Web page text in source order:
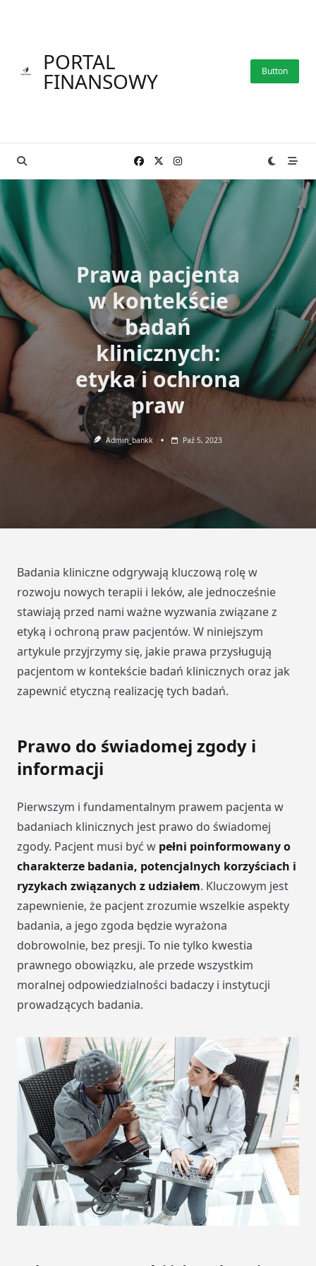
PORTAL
FINANSOWY Button
Prawa pacjenta
w kontekście
badań
klinicznych:
etyka i ochrona
praw
Admin_bankk Paź 5, 2023
Badania kliniczne odgrywają kluczową rolę w
rozwoju nowych terapii i leków, ale jednocześnie
stawiają przed nami ważne wyzwania związane z
etyką i ochroną praw pacjentów. W niniejszym
artykule przyjrzymy się, jakie prawa przysługują
pacjentom w kontekście badań klinicznych oraz jak
zapewnić etyczną realizację tych badań.
Prawo do świadomej zgody i
informacji
Pierwszym i fundamentalnym prawem pacjenta w
badaniach klinicznych jest prawo do świadomej
zgody. Pacjent musi być w pełni poinformowany o
charakterze badania, potencjalnych korzyściach i
ryzykach związanych z udziałem. Kluczowym jest
zapewnienie, że pacjent zrozumie wszelkie aspekty
badania, a jego zgoda będzie wyrażona
dobrowolnie, bez presji. To nie tylko kwestia
prawnego obowiązku, ale przede wszystkim
moralnej odpowiedzialności badaczy i instytucji
prowadzących badania.